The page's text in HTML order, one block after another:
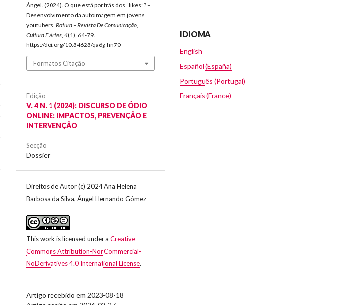
Ángel. (2024). O que está por trás dos “likes”? –
Desenvolvimento da autoimagem em jovens
youtubers. Rotura – Revista De Comunicação,
Cultura E Artes, 4(1), 64-79.
https://doi.org/10.34623/qa6g-hn70
Formatos Citação
Edição
V. 4 N. 1 (2024): DISCURSO DE ÓDIO
ONLINE: IMPACTOS, PREVENÇÃO E
INTERVENÇÃO
Secção
Dossier
Direitos de Autor (c) 2024 Ana Helena
Barbosa da Silva, Ángel Hernando Gómez
This work is licensed under a Creative
Commons Attribution-NonCommercial-
NoDerivatives 4.0 International License.
Artigo recebido em 2023-08-18
IDIOMA
English
Español (España)
Português (Portugal)
Français (France)